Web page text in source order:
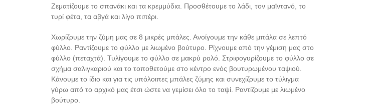
Ζεματίζουμε το σπανάκι και τα κρεμμύδια. Προσθέτουμε το λάδι, τον μαϊντανό, το
τυρί φέτα, τα αβγά και λίγο πιπέρι.
Χωρίζουμε την ζύμη μας σε 8 μικρές μπάλες. Ανοίγουμε την κάθε μπάλα σε λεπτό
φύλλο. Ραντίζουμε το φύλλο με λιωμένο βούτυρο. Ρίχνουμε από την γέμιση μας στο
φύλλο (πεταχτά). Τυλίγουμε το φύλλο σε μακρύ ρολό. Στριφογυρίζουμε το φύλλο σε
σχήμα σαλιγκαριού και το τοποθετούμε στο κέντρο ενός βουτυρωμένου ταψιού.
Κάνουμε το ίδιο και για τις υπόλοιπες μπάλες ζύμης και συνεχίζουμε το τύλιγμα
γύρω από το αρχικό μας έτσι ώστε να γεμίσει όλο το ταψί. Ραντίζουμε με λιωμένο
βούτυρο.